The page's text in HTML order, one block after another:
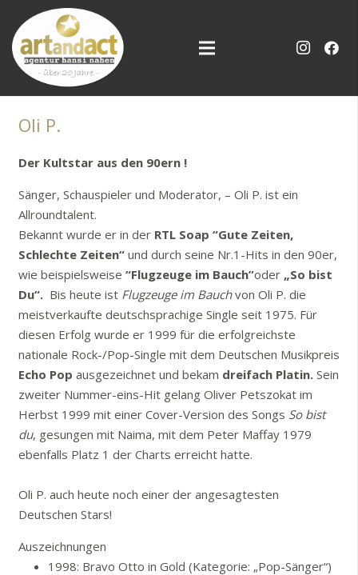
Oli P.
Der Kultstar aus den 90ern !
Sänger, Schauspieler und Moderator, – Oli P. ist ein
Allroundtalent.
Bekannt wurde er in der RTL Soap “Gute Zeiten,
Schlechte Zeiten“und durch seine Nr.1-Hits in den 90er,
wie beispielsweise “Flugzeuge im Bauch”oder„So bist
Du“. Bis heute ist Flugzeuge im Bauchvon Oli P. die
meistverkaufte deutschsprachige Single seit 1975. Für
diesen Erfolg wurde er 1999 für die erfolgreichste
nationale Rock-/Pop-Single mit dem Deutschen Musikpreis
Echo Pop ausgezeichnet und bekam dreifach Platin. Sein
zweiter Nummer-eins-Hit gelang Oliver Petszokat im
Herbst 1999 mit einer Cover-Version des Songs So bist
du, gesungen mit Naima, mit dem Peter Maffay 1979
ebenfalls Platz 1 der Charts erreicht hatte.
Oli P. auch heute noch einer der angesagtesten
Deutschen Stars!
Auszeichnungen
1998: Bravo Otto in Gold (Kategorie: „Pop-Sänger“)